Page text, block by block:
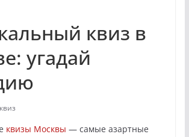
квиз в
угадай
квиз
квизы Москвы — самые азартные